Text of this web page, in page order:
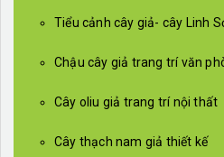
Tiểu cảnh cây giả- cây Linh
Chậu cây giả trang trí văn
Cây oliu giả trang trí nội thất
Cây thạch nam giả thiết kế